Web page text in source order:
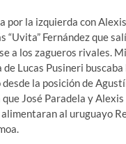
por la izquierda con
“Uvita” Fernández que
a los zagueros rivales.
Lucas Pusineri buscaba
la posición de
José Paradela y
al uruguayo